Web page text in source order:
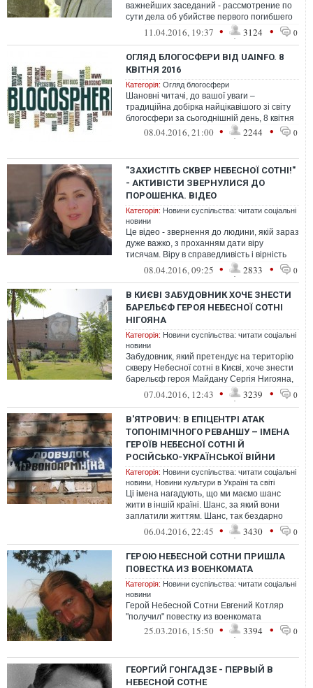
важнейших заседаний - рассмотрение по
сути дела об убийстве первого погибшего
из Небесной сотни - замученного д...
11.04.2016, 19:37 • 3124 • 0
ОГЛЯД БЛОГОСФЕРИ ВІД UAINFO. 8
КВІТНЯ 2016
Категорія: Огляд блогосфери
Шановні читачі, до вашої уваги –
традиційна добірка найцікавішого зі світу
блогосфери за сьогоднішній день, 8 квітня
08.04.2016, 21:00 • 2244 • 0
"ЗАХИСТІТЬ СКВЕР НЕБЕСНОЇ СОТНІ!"
- АКТИВІСТИ ЗВЕРНУЛИСЯ ДО
ПОРОШЕНКА. ВІДЕО
Категорія: Новини суспільства: читати соціальні
новини
Це відео - звернення до людини, якій зараз
дуже важко, з проханням дати віру
тисячам. Віру в справедливість і вірність
цінностям, віру в те, що стражд...
08.04.2016, 09:25 • 2833 • 0
В КИЄВІ ЗАБУДОВНИК ХОЧЕ ЗНЕСТИ
БАРЕЛЬЄФ ГЕРОЯ НЕБЕСНОЇ СОТНІ
НІГОЯНА
Категорія: Новини суспільства: читати соціальні
новини
Забудовник, який претендує на територію
скверу Небесної сотні в Києві, хоче знести
барельєф героя Майдану Сергія Нигояна,
вбитого силовиками під час Р...
07.04.2016, 12:43 • 3239 • 0
В'ЯТРОВИЧ: В ЕПІЦЕНТРІ АТАК
ТОПОНІМІЧНОГО РЕВАНШУ – ІМЕНА
ГЕРОЇВ НЕБЕСНОЇ СОТНІ Й
РОСІЙСЬКО-УКРАЇНСЬКОЇ ВІЙНИ
Категорія: Новини суспільства: читати соціальні
новини Новини культури в Україні та світі
Ці імена нагадують, що ми маємо шанс
жити в іншій країні. Шанс, за який вони
заплатили життям. Шанс, так бездарно
марнований їхніми земляками, які про...
06.04.2016, 22:45 • 3430 • 0
ГЕРОЮ НЕБЕСНОЙ СОТНИ ПРИШЛА
ПОВЕСТКА ИЗ ВОЕНКОМАТА
Категорія: Новини суспільства: читати соціальні
новини
Герой Небесной Сотни Евгений Котляр
"получил" повестку из военкомата
25.03.2016, 15:50 • 3394 • 0
ГЕОРГИЙ ГОНГАДЗЕ - ПЕРВЫЙ В
НЕБЕСНОЙ СОТНЕ